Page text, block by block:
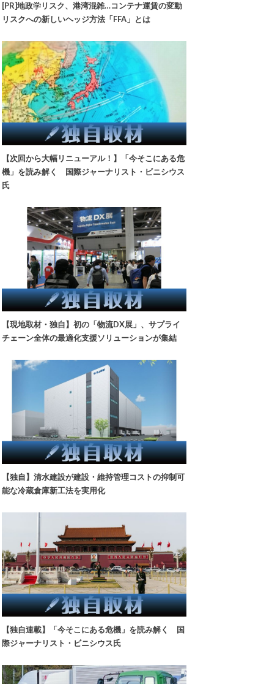
[PR]地政学リスク、港湾混雑…コンテナ運賃の変動
リスクへの新しいヘッジ方法「FFA」とは
【次回から大幅リニューアル！】「今そこにある危
機」を読み解く 国際ジャーナリスト・ビニシウス
氏
【現地取材・独自】初の「物流DX展」、サプライ
チェーン全体の最適化支援ソリューションが集結
【独自】清水建設が建設・維持管理コストの抑制可
能な冷蔵倉庫新工法を実用化
【独自連載】「今そこにある危機」を読み解く 国
際ジャーナリスト・ビニシウス氏